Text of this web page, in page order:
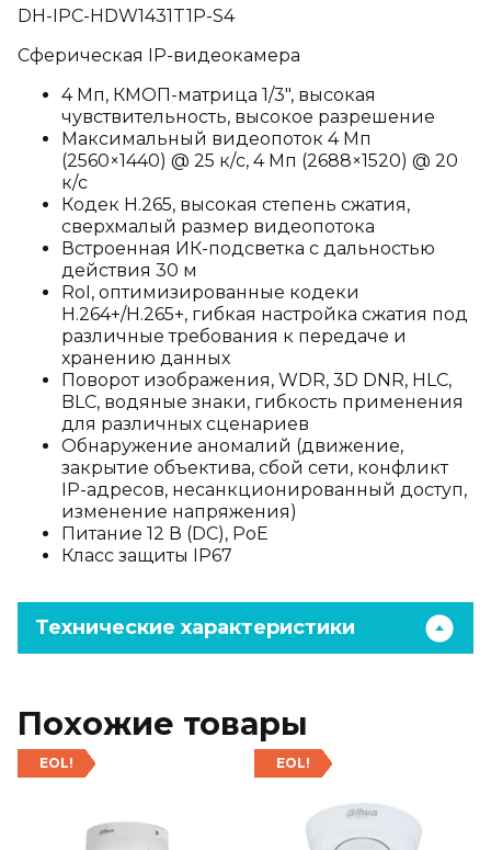
DH-IPC-HDW1431T1P-S4
Сферическая IP-видеокамера
4 Мп, КМОП-матрица 1/3", высокая
чувствительность, высокое разрешение
Максимальный видеопоток 4 Мп
(2560×1440) @ 25 к/с, 4 Мп (2688×1520) @ 20
к/с
Кодек H.265, высокая степень сжатия,
сверхмалый размер видеопотока
Встроенная ИК-подсветка с дальностью
действия 30 м
RoI, оптимизированные кодеки
H.264+/H.265+, гибкая настройка сжатия под
различные требования к передаче и
хранению данных
Поворот изображения, WDR, 3D DNR, HLC,
BLC, водяные знаки, гибкость применения
для различных сценариев
Обнаружение аномалий (движение,
закрытие объектива, сбой сети, конфликт
IP-адресов, несанкционированный доступ,
изменение напряжения)
Питание 12 В (DC), PoE
Класс защиты IP67
Технические характеристики
Похожие товары
EOL! EOL!